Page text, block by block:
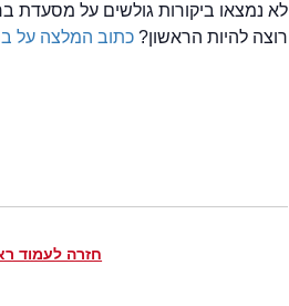
לא נמצאו ביקורות גולשים על מסעדת
רוצה להיות הראשון?כתוב המלצה על
חזרה לעמוד